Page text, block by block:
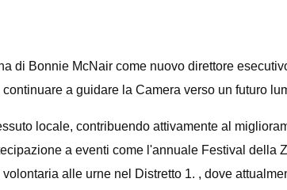
di Bonnie McNair come nuovo direttore
a guidare la Camera verso un futuro
locale, contribuendo attivamente al
a eventi come l'annuale Festival della
alle urne nel Distretto 1. , dove